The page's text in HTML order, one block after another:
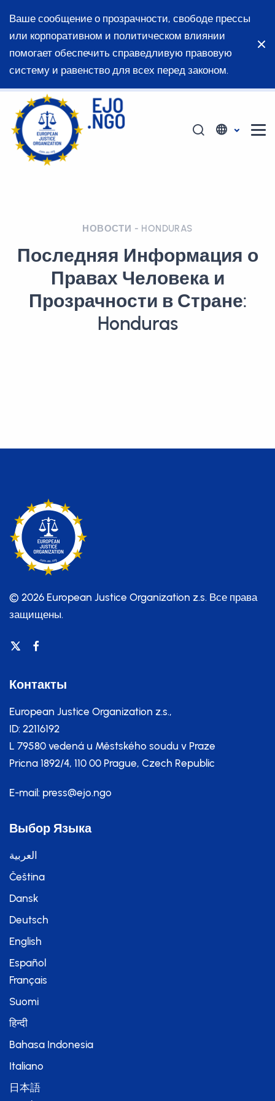
Ваше сообщение о прозрачности, свободе прессы
или корпоративном и политическом влиянии
помогает обеспечить справедливую правовую
систему и равенство для всех перед законом.
НОВОСТИ - HONDURAS
Последняя Информация о
Правах Человека и
Прозрачности в Стране:
Honduras
© 2026 European Justice Organization z.s. Все права
защищены.
Контакты
European Justice Organization z.s.,
ID: 22116192
L 79580 vedená u Městského soudu v Praze
Pricna 1892/4, 110 00 Prague, Czech Republic
E-mail: press@ejo.ngo
Выбор Языка
العربية
Čeština
Dansk
Deutsch
English
Español
Français
Suomi
हिन्दी
Bahasa Indonesia
Italiano
日本語